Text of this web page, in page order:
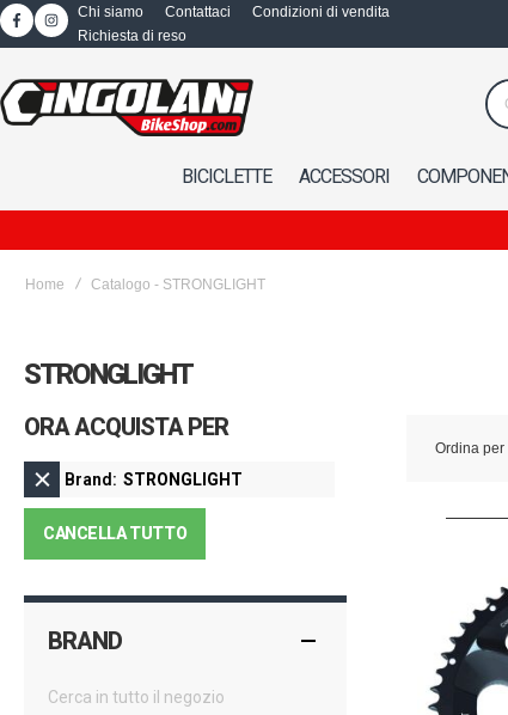
Chi siamo Contattaci
Condizioni di vendita
Richiesta di reso
BICICLETTE ACCESSORI
Home Catalogo - STRONGLIGHT
STRONGLIGHT
Ordina per
ORA ACQUISTA PER
Brand STRONGLIGHT
CANCELLA TUTTO
BRAND